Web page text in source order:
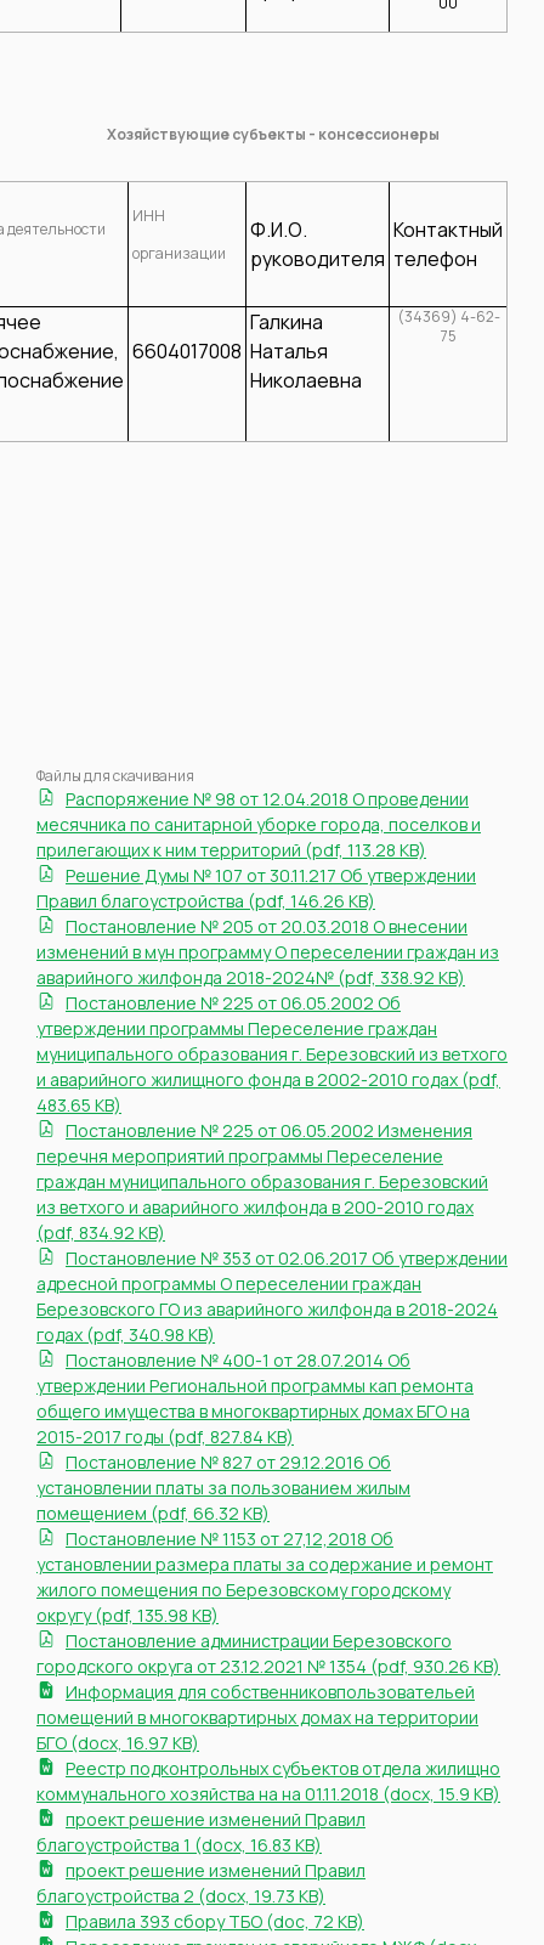
Хозяйствующие субъекты - консессионеры
деятельности
ИНН
организации
Ф.И.О.
руководителя
Контактный
телефон
6604017008
Галкина
Наталья
Николаевна
(34369) 4-62-
75
Файлы для скачивания
Распоряжение № 98 от 12.04.2018 О проведении
месячника по санитарной уборке города, поселков и
прилегающих к ним территорий (pdf, 113.28 KB)
Решение Думы № 107 от 30.11.217 Об утверждении
Правил благоустройства (pdf, 146.26 KB)
Постановление № 205 от 20.03.2018 О внесении
изменений в мун программу О переселении граждан из
аварийного жилфонда 2018-2024№ (pdf, 338.92 KB)
Постановление № 225 от 06.05.2002 Об
утверждении программы Переселение граждан
муниципального образования г. Березовский из ветхого
и аварийного жилищного фонда в 2002-2010 годах (pdf,
483.65 KB)
Постановление № 225 от 06.05.2002 Изменения
перечня мероприятий программы Переселение
граждан муниципального образования г. Березовский
из ветхого и аварийного жилфонда в 200-2010 годах
(pdf, 834.92 KB)
Постановление № 353 от 02.06.2017 Об утверждении
адресной программы О переселении граждан
Березовского ГО из аварийного жилфонда в 2018-2024
годах (pdf, 340.98 KB)
Постановление № 400-1 от 28.07.2014 Об
утверждении Региональной программы кап ремонта
общего имущества в многоквартирных домах БГО на
2015-2017 годы (pdf, 827.84 KB)
Постановление № 827 от 29.12.2016 Об
установлении платы за пользованием жилым
помещением (pdf, 66.32 KB)
Постановление № 1153 от 27,12,2018 Об
установлении размера платы за содержание и ремонт
жилого помещения по Березовскому городскому
округу (pdf, 135.98 KB)
Постановление администрации Березовского
городского округа от 23.12.2021 № 1354 (pdf, 930.26 KB)
Информация для собственниковпользовательей
помещений в многоквартирных домах на территории
БГО (docx, 16.97 KB)
Реестр подконтрольных субъектов отдела жилищно
коммунального хозяйства на на 01.11.2018 (docx, 15.9 KB)
проект решение изменений Правил
благоустройства 1 (docx, 16.83 KB)
проект решение изменений Правил
благоустройства 2 (docx, 19.73 KB)
Правила 393 сбору ТБО (doc, 72 KB)